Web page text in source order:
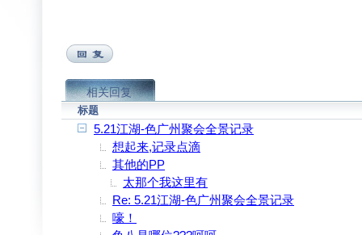
相关回复
标题
5.21江湖-色广州聚会全景记录
想起来,记录点滴
其他的PP
太那个我这里有
Re: 5.21江湖-色广州聚会全景记录
嚎！